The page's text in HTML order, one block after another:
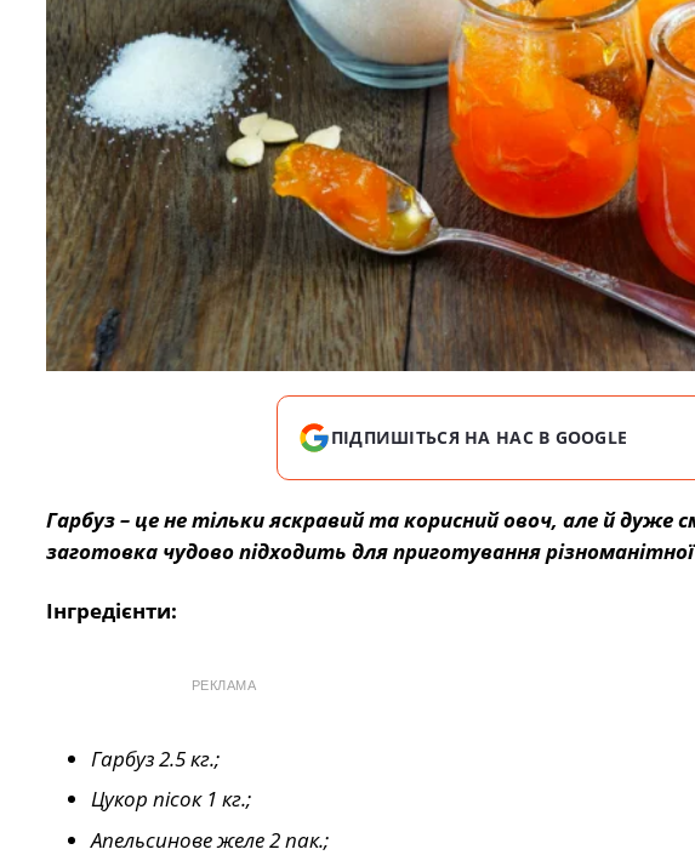
ПІДПИШІТЬСЯ НА НАС В GOOGLE
Гарбуз – це не тільки яскравий та корисний овоч, але й дуже
заготовка чудово підходить для приготування різноманітної
Інгредієнти:
РЕКЛАМА
Гарбуз 2.5 кг.;
Цукор пісок 1 кг.;
Апельсинове желе 2 пак.;